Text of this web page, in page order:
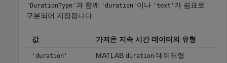
'DurationType' 과 함께 'duration' 이나 'text' 가 쉼표로
구분되어 지정됩니다.
값 가져온 지속 시간 데이터의 유형
'duration' MATLAB duration 데이터형